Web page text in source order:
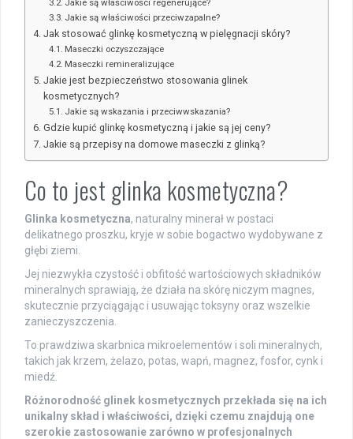
Jakie są właściwości przeciwzapalne?
Jak stosować glinkę kosmetyczną w pielęgnacji skóry?
Maseczki oczyszczające
Maseczki remineralizujące
Jakie jest bezpieczeństwo stosowania glinek
kosmetycznych?
Jakie są wskazania i przeciwwskazania?
Gdzie kupić glinkę kosmetyczną i jakie są jej ceny?
Jakie są przepisy na domowe maseczki z glinką?
Co to jest glinka kosmetyczna?
Glinka kosmetyczna, naturalny minerał w postaci
delikatnego proszku, kryje w sobie bogactwo wydobywane z
głębi ziemi.
Jej niezwykła czystość i obfitość wartościowych składników
mineralnych sprawiają, że działa na skórę niczym magnes,
skutecznie przyciągając i usuwając toksyny oraz wszelkie
zanieczyszczenia.
To prawdziwa skarbnica mikroelementów i soli mineralnych,
takich jak krzem, żelazo, potas, wapń, magnez, fosfor, cynk i
miedź.
Różnorodność glinek kosmetycznych przekłada się na ich
unikalny skład i właściwości, dzięki czemu znajdują one
szerokie zastosowanie zarówno w profesjonalnych